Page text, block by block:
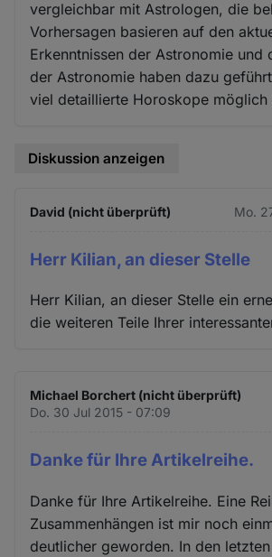
vergleichbar mit Astrologen, die
Vorhersagen basieren auf den
Erkenntnissen der Astronomie und
der Astronomie haben dazu
viel detaillierte Horoskope möglich
Diskussion anzeigen
David (nicht überprüft) Mo.
Herr Kilian, an dieser Stelle
Herr Kilian, an dieser Stelle ein
die weiteren Teile Ihrer
Michael Borchert (nicht überprüft)
Do. 30 Jul 2015 - 07:09
Danke für Ihre Artikelreihe.
Danke für Ihre Artikelreihe. Eine
Zusammenhängen ist mir noch
deutlicher geworden. In den